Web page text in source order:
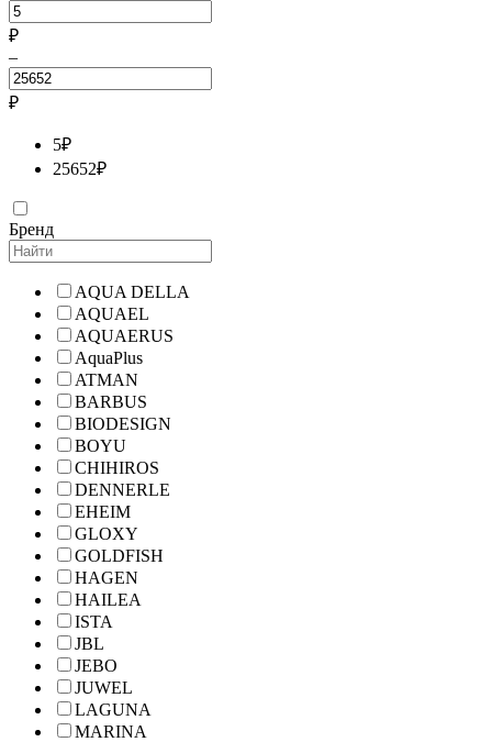
₽
–
₽
5₽
25652₽
Бренд
AQUA DELLA
AQUAEL
AQUAERUS
AquaPlus
ATMAN
BARBUS
BIODESIGN
BOYU
CHIHIROS
DENNERLE
EHEIM
GLOXY
GOLDFISH
HAGEN
HAILEA
ISTA
JBL
JEBO
JUWEL
LAGUNA
MARINA